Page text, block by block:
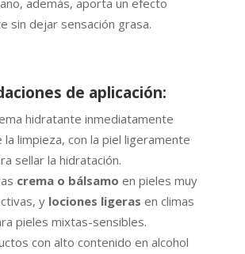
además, aporta un efecto
sin dejar sensación grasa.
de aplicación:
hidratante inmediatamente
limpieza, con la piel ligeramente
sellar la hidratación.
crema o bálsamo en pieles muy
y lociones ligeras en climas
pieles mixtas-sensibles.
con alto contenido en alcohol